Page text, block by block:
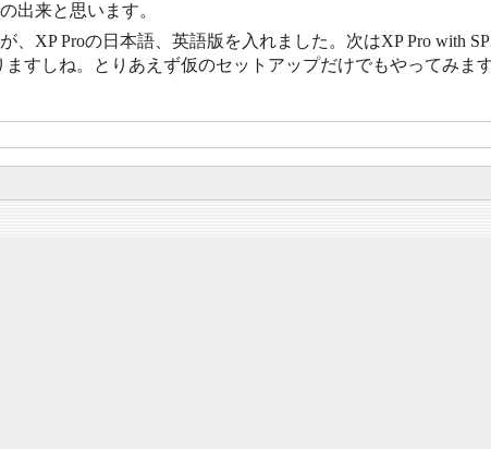
出来と思います。
、XP Proの日本語、英語版を入れました。次はXP Pro with
すしね。とりあえず仮のセットアップだけでもやってみます